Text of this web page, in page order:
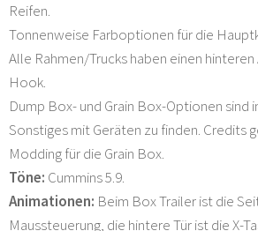
Reifen.
Tonnenweise Farboptionen für die
Alle Rahmen/Trucks haben einen
Hook.
Dump Box- und Grain Box-Optionen sind
Sonstiges mit Geräten zu finden. Credits
Modding für die Grain Box.
Töne: Cummins 5.9.
Animationen: Beim Box Trailer ist die
Maussteuerung, die hintere Tür ist die X-